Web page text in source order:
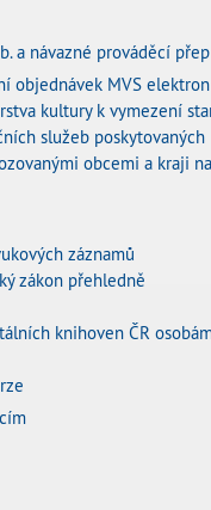
a návazné prováděcí
objednávek MVS
kultury k vymezení
služeb
obcemi a kraji
záznamů
zákon přehledně
knihoven ČR